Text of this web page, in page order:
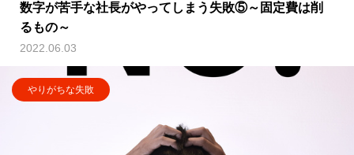
数字が苦手な社長がやってしまう失敗⑤～固定費は削
るもの～
2022.06.03
やりがちな失敗